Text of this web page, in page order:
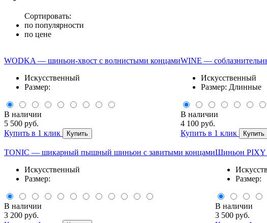
Сортировать:
по популярности
по цене
WODKA — шиньон-хвост с волнистыми концами
Искусственный
Размер:
В наличии
5 500 руб.
Купить в 1 клик
Купить
WINE —
Искусственный
Размер: Длинные
В наличии
4 100 руб.
Купить в 1 клик
Купить
TONIC — шикарный пышный шиньон с завитыми концами
Искусственный
Размер:
В наличии
3 200 руб.
Шиньон PIXY
Размер:
В наличии
3 500 руб.